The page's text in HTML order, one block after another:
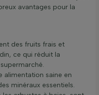
avantages pour la
des fruits frais et
ce qui réduit la
alimentation saine en
minéraux essentiels.